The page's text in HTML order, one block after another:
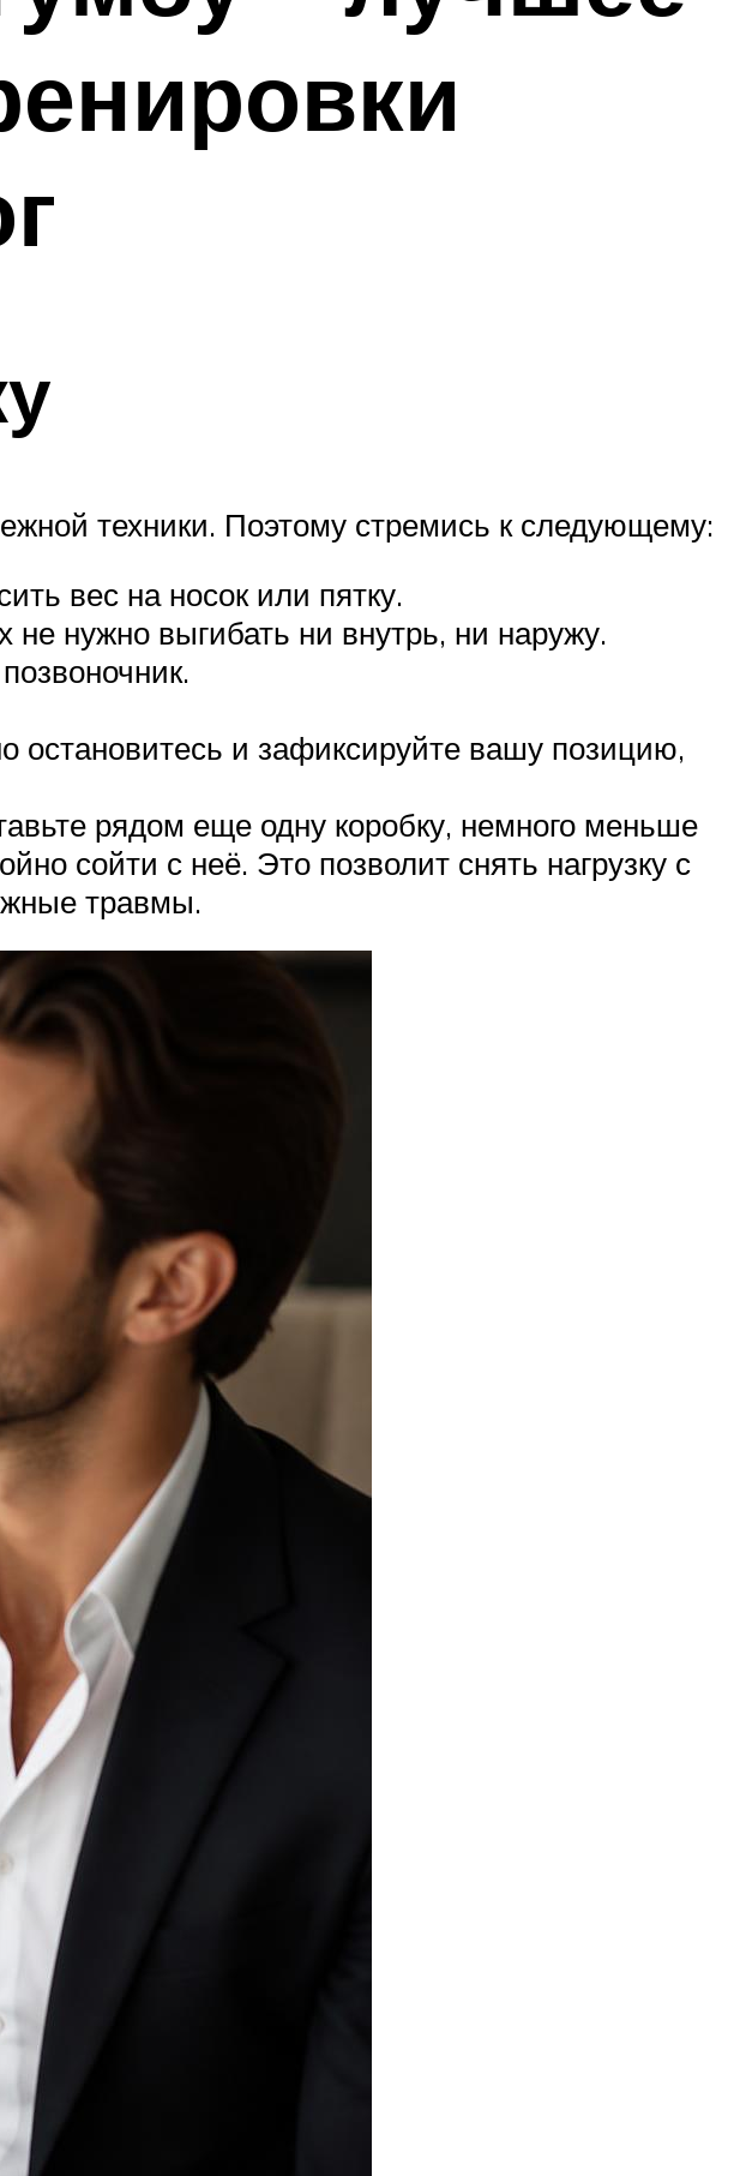
техники. Поэтому стремись к следующему:
вес на носок или пятку.
нужно выгибать ни внутрь, ни наружу.
остановитесь и зафиксируйте вашу позицию,
рядом еще одну коробку, немного меньше
сойти с неё. Это позволит снять нагрузку с
травмы.